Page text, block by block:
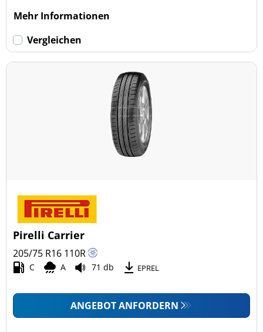
Mehr Informationen
Vergleichen
Pirelli Carrier
205/75 R16 110R
C A 71 db EPREL
ANGEBOT ANFORDERN